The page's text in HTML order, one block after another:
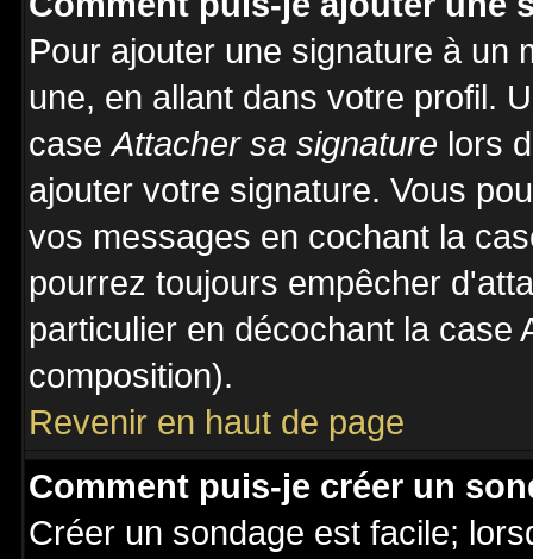
Pour ajouter une signature à un
une, en allant dans votre profil.
caseAttacher sa signature lors
ajouter votre signature. Vous
vos messages en cochant la
pourrez toujours empêcher
particulier en décochant la case
composition).
Revenir en haut de page
Comment puis-je créer un
Créer un sondage est facile;